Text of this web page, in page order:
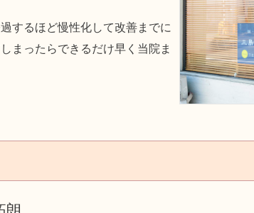
するほど慢性化して改善までに
まったらできるだけ早く当院ま